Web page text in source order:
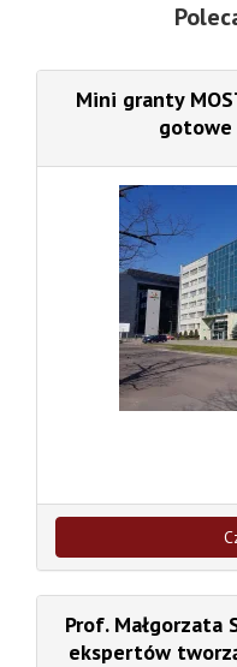
Mini granty
gotowe
Prof. Małgorzata
ekspertów